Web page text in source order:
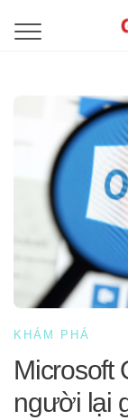
KHÁM PHÁ
Microsoft
người lại